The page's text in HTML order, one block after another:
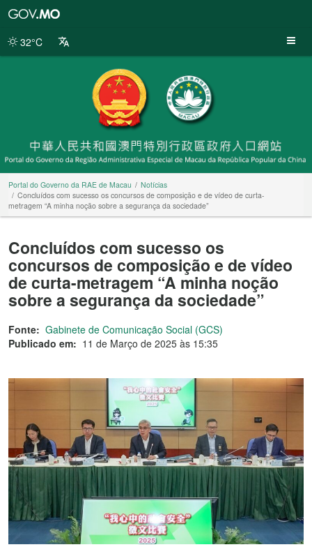
da
32°C
Portal do Governo da RAE de Macau
Notícias
Concluídos com sucesso os concursos de composição e de vídeo de curta-
metragem “A minha noção sobre a segurança da sociedade”
Concluídos com sucesso os
concursos de composição e de vídeo
de curta-metragem “A minha noção
sobre a segurança da sociedade”
Fonte: Gabinete de Comunicação Social (GCS)
Publicado em: 11 de Março de 2025 às 15:35